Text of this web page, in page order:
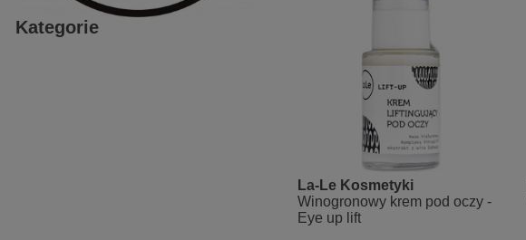
Kategorie
La-Le Kosmetyki
Winogronowy krem pod oczy -
Eye up lift